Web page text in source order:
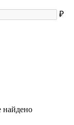
₽
найдено